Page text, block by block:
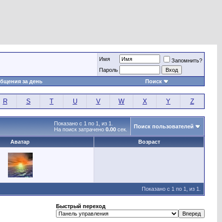
Имя
Запомнить?
Пароль
за день Поиск
R S T U V W X Y Z
Показано с 1 по 1, из 1.
На поиск затрачено 0.00 сек. Поиск пользователей
Аватар Возраст
Показано с 1 по 1, из 1.
Быстрый переход